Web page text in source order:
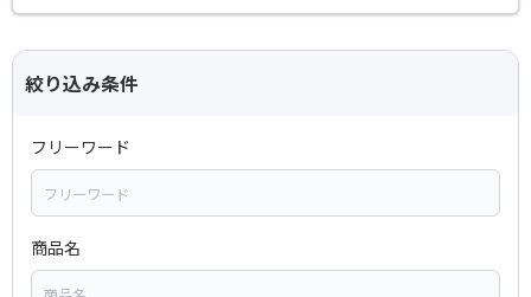
絞り込み条件
フリーワード
商品名